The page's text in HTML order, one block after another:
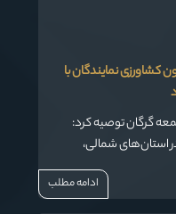
کشاورزی نمایندگان با
گرگان توصیه کرد:
استان‌های شمالی،
این خطه، فراکسیون کشاورزی را تشکیل داده
ادامه مطلب